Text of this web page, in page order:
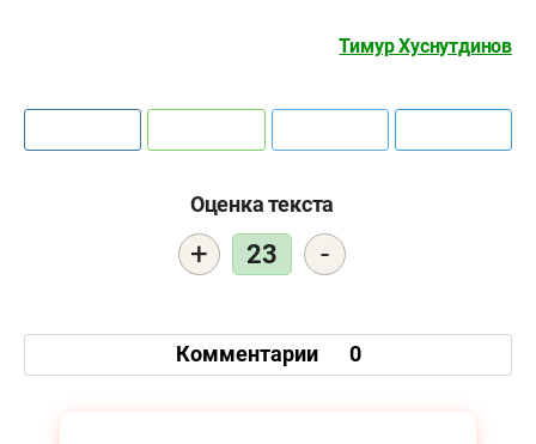
Тимур Хуснутдинов
Оценка текста
+ 23 -
Комментарии 0